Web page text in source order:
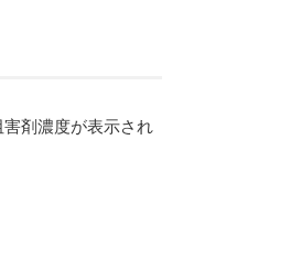
害剤濃度が表示され